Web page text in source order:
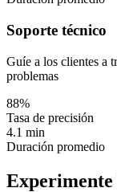
Soporte técnico
Guíe a los clientes a
problemas
88%
Tasa de precisión
4.1 min
Duración promedio
Experimente